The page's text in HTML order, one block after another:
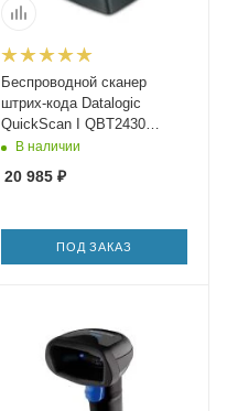
Беспроводной сканер
штрих-кода Datalogic
QuickScan I QBT2430
Базовая станция (до 25
В наличии
20 985₽
ПОД ЗАКАЗ